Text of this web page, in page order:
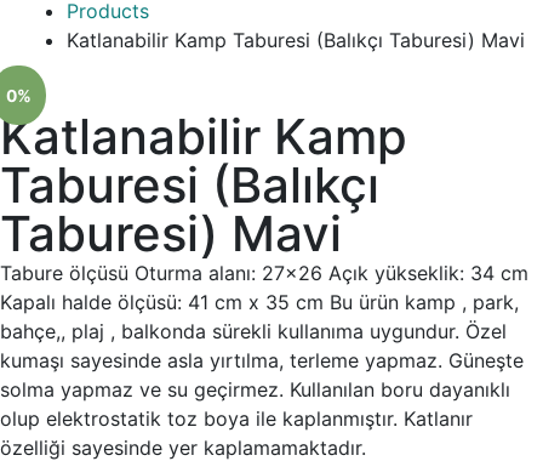
Products
Katlanabilir Kamp Taburesi (Balıkçı Taburesi) Mavi
0%
Katlanabilir Kamp
Taburesi (Balıkçı
Taburesi) Mavi
Tabure ölçüsü Oturma alanı: 27×26 Açık yükseklik: 34 cm
Kapalı halde ölçüsü: 41 cm x 35 cm Bu ürün kamp , park,
bahçe,, plaj , balkonda sürekli kullanıma uygundur. Özel
kumaşı sayesinde asla yırtılma, terleme yapmaz. Güneşte
solma yapmaz ve su geçirmez. Kullanılan boru dayanıklı
olup elektrostatik toz boya ile kaplanmıştır. Katlanır
özelliği sayesinde yer kaplamamaktadır.